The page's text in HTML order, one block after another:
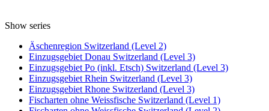
Show series
Äschenregion Switzerland (Level 2)
Einzugsgebiet Donau Switzerland (Level 3)
Einzugsgebiet Po (inkl. Etsch) Switzerland (Level 3)
Einzugsgebiet Rhein Switzerland (Level 3)
Einzugsgebiet Rhone Switzerland (Level 3)
Fischarten ohne Weissfische Switzerland (Level 1)